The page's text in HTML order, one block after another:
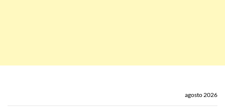
agosto 2026